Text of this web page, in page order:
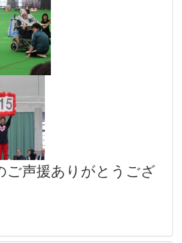
ご声援ありがとうござ